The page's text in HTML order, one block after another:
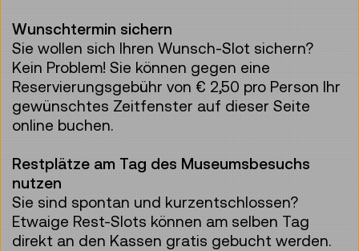
Wunschtermin sichern
Sie wollen sich Ihren Wunsch-Slot sichern?
Kein Problem! Sie können gegen eine
Reservierungsgebühr von € 2,50 pro Person Ihr
gewünschtes Zeitfenster auf dieser Seite
online buchen.
Restplätze am Tag des Museumsbesuchs
nutzen
Sie sind spontan und kurzentschlossen?
Etwaige Rest-Slots können am selben Tag
direkt an den Kassen gratis gebucht werden.